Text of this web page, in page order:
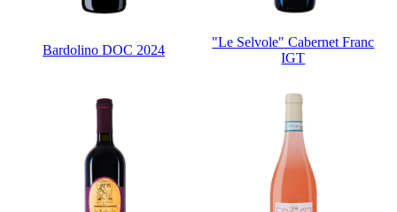
Bardolino DOC 2024
"Le Selvole" Cabernet Franc
IGT